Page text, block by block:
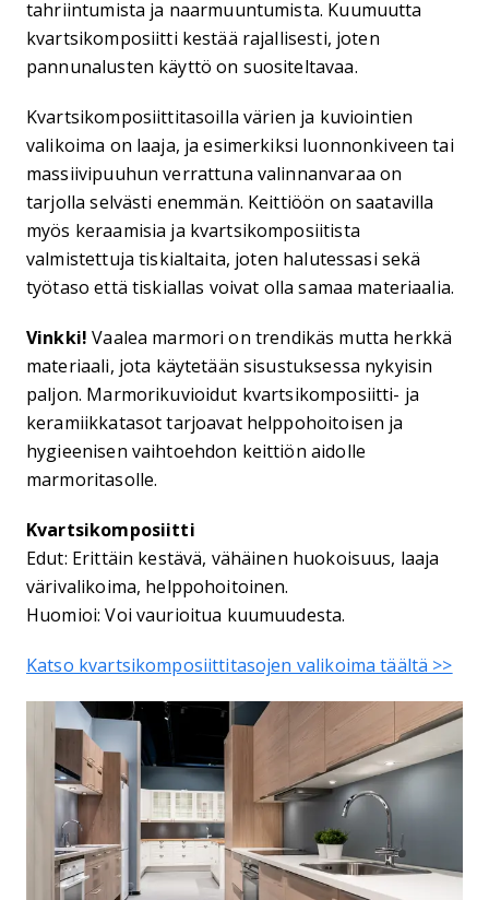
tahriintumista ja naarmuuntumista. Kuumuutta
kvartsikomposiitti kestää rajallisesti, joten
pannunalusten käyttö on suositeltavaa.
Kvartsikomposiittitasoilla värien ja kuviointien
valikoima on laaja, ja esimerkiksi luonnonkiveen tai
massiivipuuhun verrattuna valinnanvaraa on
tarjolla selvästi enemmän. Keittiöön on saatavilla
myös keraamisia ja kvartsikomposiitista
valmistettuja tiskialtaita, joten halutessasi sekä
työtaso että tiskiallas voivat olla samaa materiaalia.
Vinkki! Vaalea marmori on trendikäs mutta herkkä
materiaali, jota käytetään sisustuksessa nykyisin
paljon. Marmorikuvioidut kvartsikomposiitti- ja
keramiikkatasot tarjoavat helppohoitoisen ja
hygieenisen vaihtoehdon keittiön aidolle
marmoritasolle.
Kvartsikomposiitti
Edut: Erittäin kestävä, vähäinen huokoisuus, laaja
värivalikoima, helppohoitoinen.
Huomioi: Voi vaurioitua kuumuudesta.
Katso kvartsikomposiittitasojen valikoima täältä >>